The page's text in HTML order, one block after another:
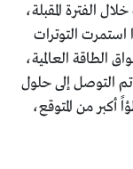
الفترة المقبلة،
استمرت التوترات
الطاقة العالمية،
تم التوصل إلى حلول
أكبر من المتوقع،